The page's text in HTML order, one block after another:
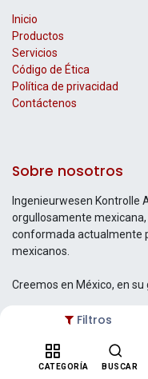
Filtros
CATEGORÍA BUSCAR
Inicio
Productos
Servicios
Código de Ética
Política de privacidad
Contáctenos
Sobre nosotros
Ingenieurwesen
orgullosamente
conformada actualmente
mexicanos.
Creemos en México, en
Contáctenos